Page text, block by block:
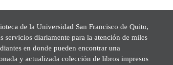
de la Universidad San Francisco de Quito,
servicios diariamente para la atención de miles
en donde pueden encontrar una
y actualizada colección de libros impresos